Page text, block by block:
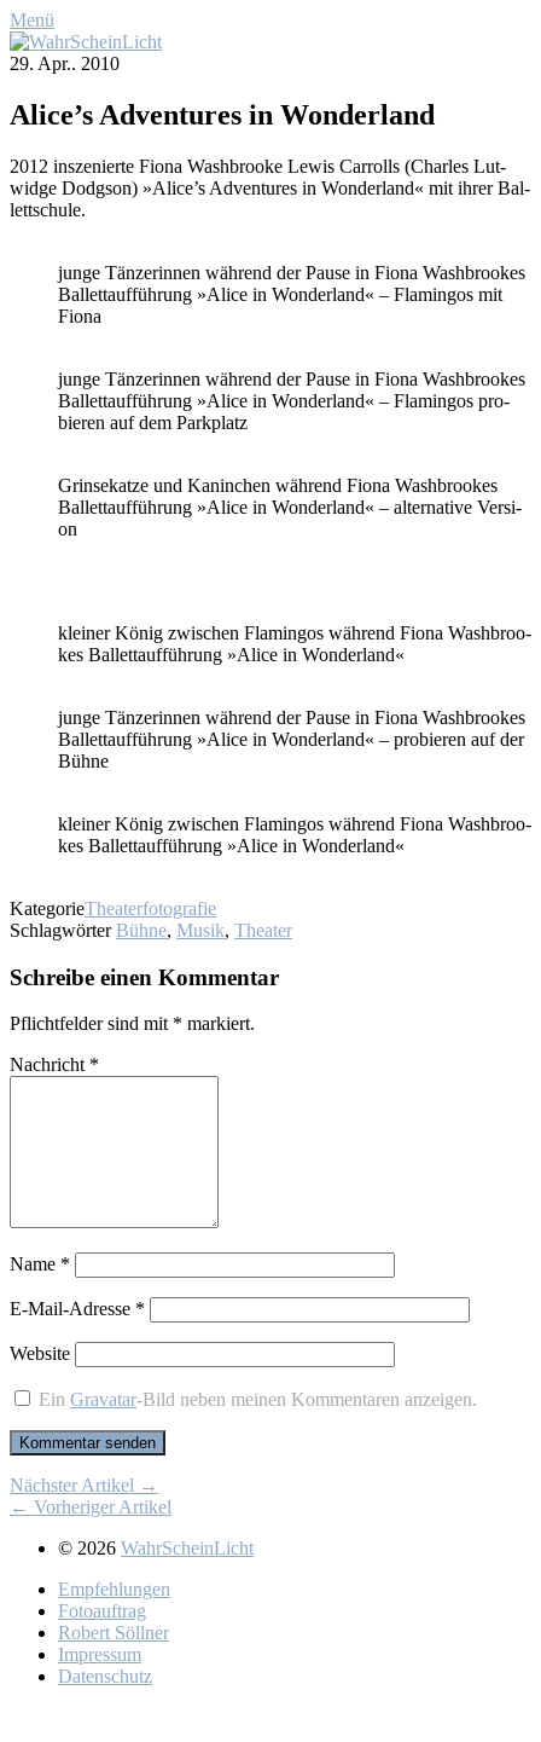
Menü
29. Apr.. 2010
Alice’s Ad­ven­tures in Won­der­land
2012 in­sze­nier­te Fio­na Wa­sh­broo­ke Le­wis Car­rolls (Charles Lut­
widge Dodgson) »Alice’s Ad­ven­tures in Won­der­land« mit ih­rer Bal­
lett­schu­le.
jun­ge Tän­ze­rin­nen wäh­rend der Pau­se in Fio­na Wa­sh­broo­kes
Bal­lett­auf­füh­rung »Ali­ce in Won­der­land« – Fla­min­gos mit
Fio­na
jun­ge Tän­ze­rin­nen wäh­rend der Pau­se in Fio­na Wa­sh­broo­kes
Bal­lett­auf­füh­rung »Ali­ce in Won­der­land« – Fla­min­gos pro­
bie­ren auf dem Park­platz
Grin­se­kat­ze und Ka­nin­chen wäh­rend Fio­na Wa­sh­broo­kes
Bal­lett­auf­füh­rung »Ali­ce in Won­der­land« – al­ter­na­ti­ve Ver­si­
on
klei­ner Kö­nig zwi­schen Fla­min­gos wäh­rend Fio­na Wa­sh­broo­
kes Bal­lett­auf­füh­rung »Ali­ce in Won­der­land«
jun­ge Tän­ze­rin­nen wäh­rend der Pau­se in Fio­na Wa­sh­broo­kes
Bal­lett­auf­füh­rung »Ali­ce in Won­der­land« – pro­bie­ren auf der
Büh­ne
klei­ner Kö­nig zwi­schen Fla­min­gos wäh­rend Fio­na Wa­sh­broo­
kes Bal­lett­auf­füh­rung »Ali­ce in Won­der­land«
KategorieTheaterfotografie
Schlagwörter Bühne, Musik, Theater
Schreibe einen Kommentar
Pflichtfelder sind mit * markiert.
Nachricht *
Name *
E-Mail-Adresse *
Website
EinGravatar-Bild neben meinen Kommentaren anzeigen.
Nächster Artikel →
← Vorheriger Artikel
© 2026 WahrScheinLicht
Emp­feh­lun­gen
Fo­to­auf­trag
Ro­bert Söll­ner
Im­pres­sum
Da­ten­schutz